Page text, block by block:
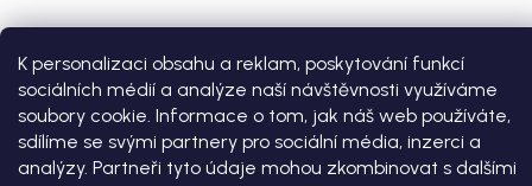
K personalizaci obsahu a reklam, poskytování funkcí
sociálních médií a analýze naší návštěvnosti využíváme
soubory cookie. Informace o tom, jak náš web používáte,
sdílíme se svými partnery pro sociální média, inzerci a
analýzy. Partneři tyto údaje mohou zkombinovat s dalšími